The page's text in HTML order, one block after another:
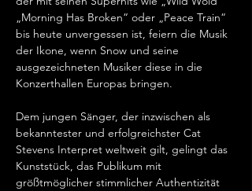
„Morning Has Broken“ oder „Peace Train“
bis heute unvergessen ist, feiern die Musik
der Ikone, wenn Snow und seine
ausgezeichneten Musiker diese in die
Konzerthallen Europas bringen.
Dem jungen Sänger, der inzwischen als
bekanntester und erfolgreichster Cat
Stevens Interpret weltweit gilt, gelingt das
Kunststück, das Publikum mit
größtmöglicher stimmlicher Authentizität